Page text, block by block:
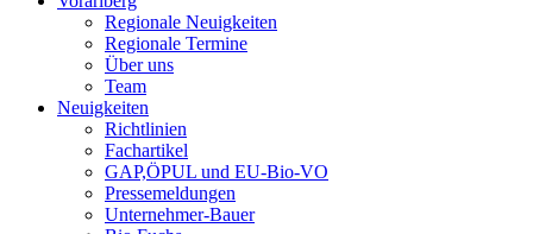
Regionale Neuigkeiten
Regionale Termine
Über uns
Team
Neuigkeiten
Richtlinien
Fachartikel
GAP,ÖPUL und EU-Bio-VO
Pressemeldungen
Unternehmer-Bauer